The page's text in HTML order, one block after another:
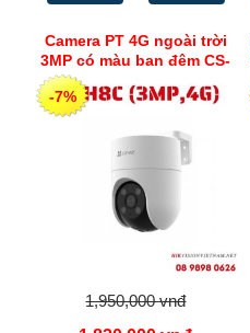
Camera PT 4G ngoài trời
3MP có màu ban đêm CS-
-7%
1,950,000 vnđ